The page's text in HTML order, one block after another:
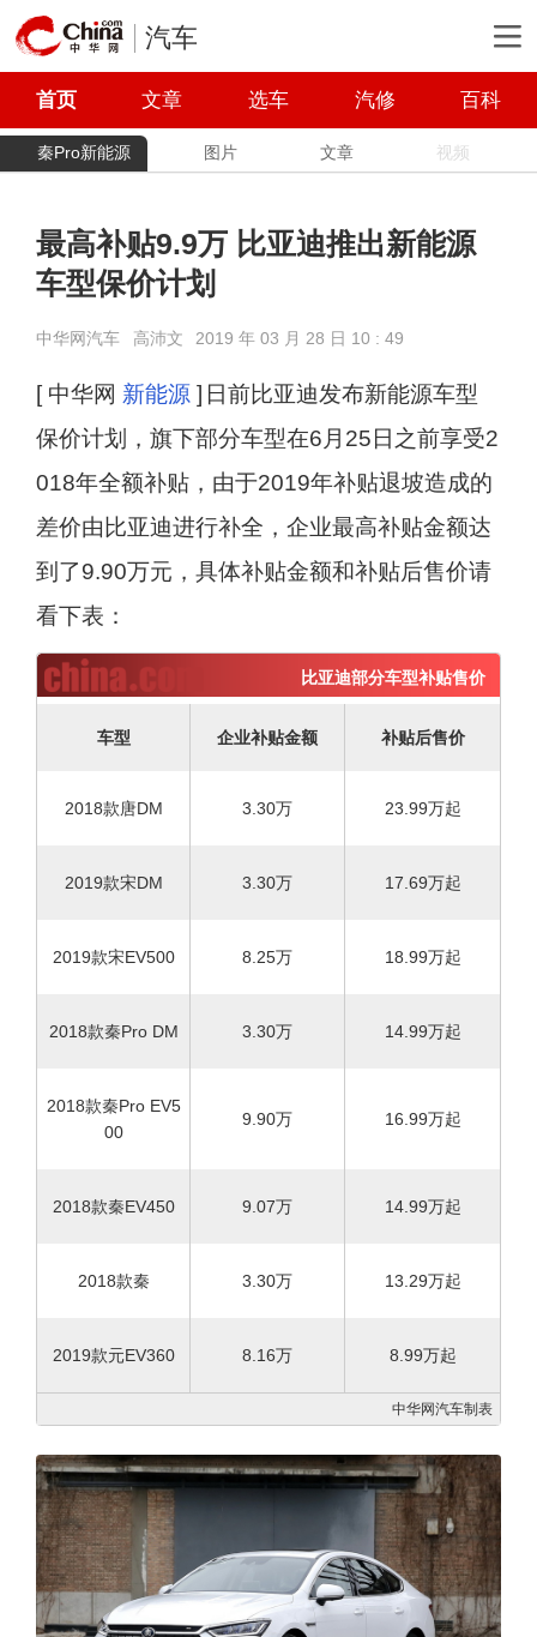
汽车
首页 文章 选车 汽修 百科
秦Pro新能源 图片 文章 视频
最高补贴9.9万 比亚迪推出新能源
车型保价计划
中华网汽车 高沛文 2019 年 03 月 28 日 10 : 49
[ 中华网 新能源 ] 日前比亚迪发布新能源车型
保价计划，旗下部分车型在6月25日之前享受2
018年全额补贴，由于2019年补贴退坡造成的
差价由比亚迪进行补全，企业最高补贴金额达
到了9.90万元，具体补贴金额和补贴后售价请
看下表：
比亚迪部分车型补贴售价
车型 企业补贴金额 补贴后售价
2018款唐DM 3.30万 23.99万起
2019款宋DM 3.30万 17.69万起
2019款宋EV500 8.25万 18.99万起
2018款秦Pro DM 3.30万 14.99万起
2018款秦Pro EV5
00
9.90万 16.99万起
2018款秦EV450 9.07万 14.99万起
2018款秦 3.30万 13.29万起
2019款元EV360 8.16万 8.99万起
中华网汽车制表